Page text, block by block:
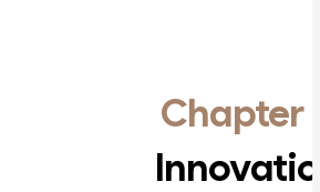
Chapter 2
Innovation